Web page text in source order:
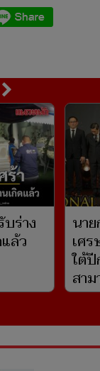
ร่าง
ล้ว
นา
เศ
ใต้
สา